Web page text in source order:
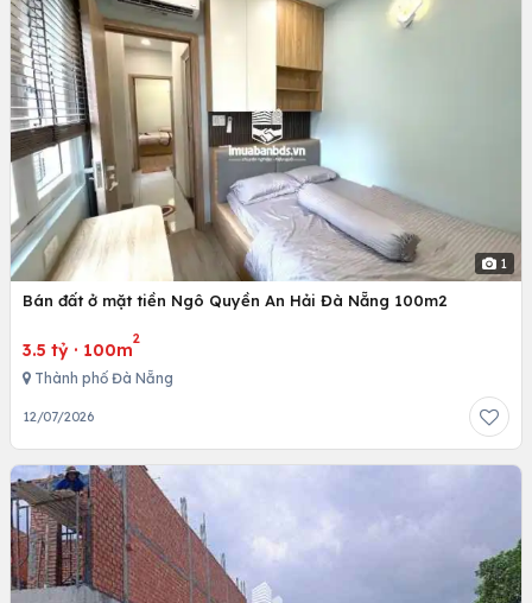
1
Bán đất ở mặt tiền Ngô Quyền An Hải Đà Nẵng 100m2
3.5 tỷ · 100m
2
Thành phố Đà Nẵng
12/07/2026